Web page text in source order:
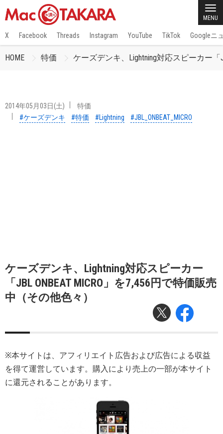
MENU
X Facebook Threads Instagram YouTube TikTok Googleニ
HOME 特価 ケーズデンキ、Lightning対応スピーカー「
2014年05月03日(土)
特価
#ケーズデンキ
#特価 #Lightning #JBL_ONBEAT_MICRO
ケーズデンキ、Lightning対応スピーカー
「JBL ONBEAT MICRO」を7,456円で特価販売
中（その他色々）
※本サイトは、アフィリエイト広告および広告による収益
を得て運営しています。購入により売上の一部が本サイト
に還元されることがあります。